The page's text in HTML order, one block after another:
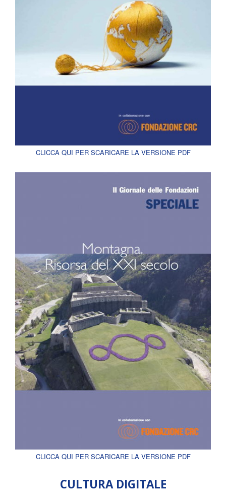
CLICCA QUI PER SCARICARE LA VERSIONE PDF
CLICCA QUI PER SCARICARE LA VERSIONE PDF
CULTURA DIGITALE